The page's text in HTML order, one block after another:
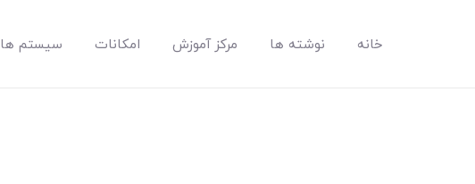
خانه نوشته ها مرکز آموزش امکانات سیستم ها